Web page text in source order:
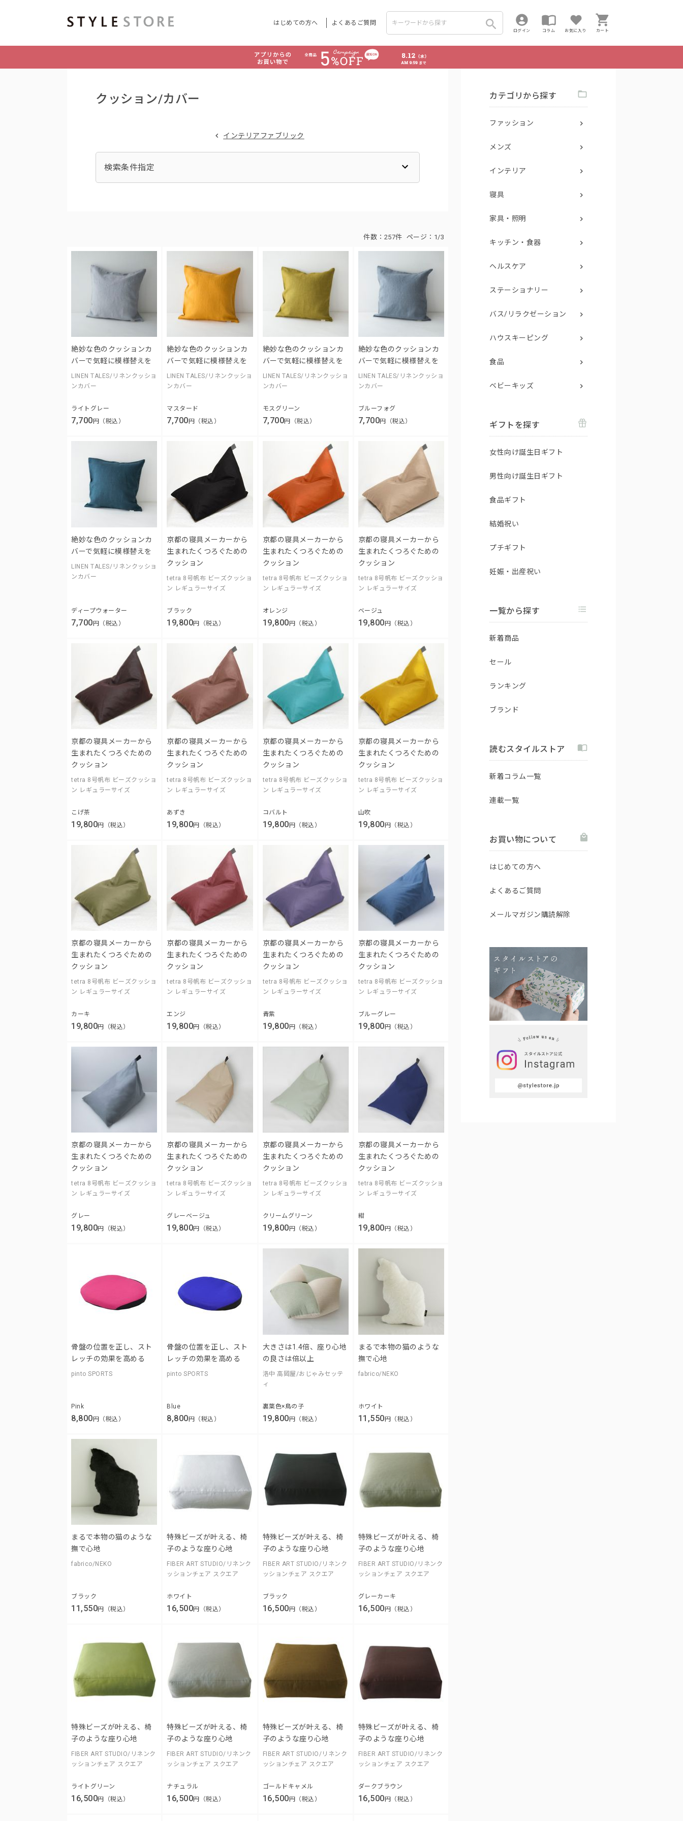
はじめての方へ よくあるご質問
ログイン コラム お気に入り カート
クッション/カバー
インテリアファブリック
検索条件指定
件数： 257件 ページ： 1/3
絶妙な色のクッションカ
バーで気軽に模様替えを
LINEN TALES/リネンクッショ
ンカバー
ライトグレー
7,700 円（税込）
絶妙な色のクッションカ
バーで気軽に模様替えを
LINEN TALES/リネンクッショ
ンカバー
マスタード
7,700 円（税込）
絶妙な色のクッションカ
バーで気軽に模様替えを
LINEN TALES/リネンクッショ
ンカバー
モスグリーン
7,700円（税込）
絶妙な色のクッションカ
バーで気軽に模様替えを
LINEN TALES/リネンクッショ
ンカバー
ブルーフォグ
7,700円（税込）
絶妙な色のクッションカ
バーで気軽に模様替えを
LINEN TALES/リネンクッショ
ンカバー
ディープウォーター
7,700円（税込）
京都の寝具メーカーから
生まれたくつろぐための
クッション
tetra 8号帆布 ビーズクッショ
ン レギュラーサイズ
ブラック
19,800円（税込）
京都の寝具メーカーから
生まれたくつろぐための
クッション
tetra 8号帆布 ビーズクッショ
ン レギュラーサイズ
オレンジ
19,800円（税込）
京都の寝具メーカーから
生まれたくつろぐための
クッション
tetra 8号帆布 ビーズクッショ
ン レギュラーサイズ
ベージュ
19,800円（税込）
京都の寝具メーカーから
生まれたくつろぐための
クッション
tetra 8号帆布 ビーズクッショ
ン レギュラーサイズ
こげ茶
19,800円（税込）
京都の寝具メーカーから
生まれたくつろぐための
クッション
tetra 8号帆布 ビーズクッショ
ン レギュラーサイズ
あずき
19,800円（税込）
京都の寝具メーカーから
生まれたくつろぐための
クッション
tetra 8号帆布 ビーズクッショ
ン レギュラーサイズ
コバルト
19,800円（税込）
京都の寝具メーカーから
生まれたくつろぐための
クッション
tetra 8号帆布 ビーズクッショ
ン レギュラーサイズ
山吹
19,800円（税込）
京都の寝具メーカーから
生まれたくつろぐための
クッション
tetra 8号帆布 ビーズクッショ
ン レギュラーサイズ
カーキ
19,800円（税込）
京都の寝具メーカーから
生まれたくつろぐための
クッション
tetra 8号帆布 ビーズクッショ
ン レギュラーサイズ
エンジ
19,800円（税込）
京都の寝具メーカーから
生まれたくつろぐための
クッション
tetra 8号帆布 ビーズクッショ
ン レギュラーサイズ
青紫
19,800 円（税込）
京都の寝具メーカーから
生まれたくつろぐための
クッション
tetra 8号帆布 ビーズクッショ
ン レギュラーサイズ
ブルーグレー
19,800 円（税込）
京都の寝具メーカーから
生まれたくつろぐための
クッション
tetra 8号帆布 ビーズクッショ
ン レギュラーサイズ
グレー
19,800円（税込）
京都の寝具メーカーから
生まれたくつろぐための
クッション
tetra 8号帆布 ビーズクッショ
ン レギュラーサイズ
グレーベージュ
19,800円（税込）
京都の寝具メーカーから
生まれたくつろぐための
クッション
tetra 8号帆布 ビーズクッショ
ン レギュラーサイズ
クリームグリーン
19,800 円（税込）
京都の寝具メーカーから
生まれたくつろぐための
クッション
tetra 8号帆布 ビーズクッショ
ン レギュラーサイズ
紺
19,800 円（税込）
骨盤の位置を正し、スト
レッチの効果を高める
pinto SPORTS
Pink
8,800円（税込）
骨盤の位置を正し、スト
レッチの効果を高める
pinto SPORTS
Blue
8,800円（税込）
大きさは1.4倍、座り心地
の良さは倍以上
洛中 高岡屋/おじゃみセッテ
ィ
裏葉色×鳥の子
19,800円（税込）
まるで本物の猫のような
撫で心地
fabrico/NEKO
ホワイト
11,550円（税込）
まるで本物の猫のような
撫で心地
fabrico/NEKO
ブラック
11,550円（税込）
特殊ビーズが叶える、椅
子のような座り心地
FIBER ART STUDIO/リネンク
ッションチェア スクエア
ホワイト
16,500円（税込）
特殊ビーズが叶える、椅
子のような座り心地
FIBER ART STUDIO/リネンク
ッションチェア スクエア
ブラック
16,500円（税込）
特殊ビーズが叶える、椅
子のような座り心地
FIBER ART STUDIO/リネンク
ッションチェア スクエア
グレーカーキ
16,500円（税込）
特殊ビーズが叶える、椅
子のような座り心地
FIBER ART STUDIO/リネンク
ッションチェア スクエア
ライトグリーン
16,500円（税込）
特殊ビーズが叶える、椅
子のような座り心地
FIBER ART STUDIO/リネンク
ッションチェア スクエア
ナチュラル
16,500円（税込）
特殊ビーズが叶える、椅
子のような座り心地
FIBER ART STUDIO/リネンク
ッションチェア スクエア
ゴールドキャメル
16,500 円（税込）
特殊ビーズが叶える、椅
子のような座り心地
FIBER ART STUDIO/リネンク
ッションチェア スクエア
ダークブラウン
16,500 円（税込）
カテゴリから探す
ファッション
メンズ
インテリア
寝具
家具・照明
キッチン・食器
ヘルスケア
ステーショナリー
バス/リラクゼーション
ハウスキーピング
食品
ベビーキッズ
ギフトを探す
女性向け誕生日ギフト
男性向け誕生日ギフト
食品ギフト
結婚祝い
プチギフト
妊娠・出産祝い
一覧から探す
新着商品
セール
ランキング
ブランド
読むスタイルストア
新着コラム一覧
連載一覧
お買い物について
はじめての方へ
よくあるご質問
メールマガジン購読解除